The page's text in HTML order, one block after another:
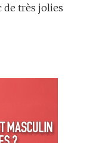
de très jolies